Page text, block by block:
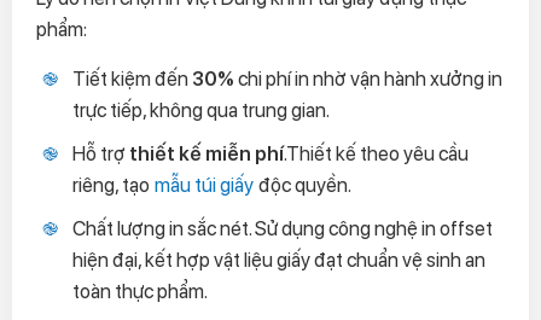
phẩm:
Tiết kiệm đến 30% chi phí in nhờ vận hành xưởng in
trực tiếp, không qua trung gian.
Hỗ trợ thiết kế miễn phí.Thiết kế theo yêu cầu
riêng, tạo mẫu túi giấy độc quyền.
Chất lượng in sắc nét. Sử dụng công nghệ in offset
hiện đại, kết hợp vật liệu giấy đạt chuẩn vệ sinh an
toàn thực phẩm.